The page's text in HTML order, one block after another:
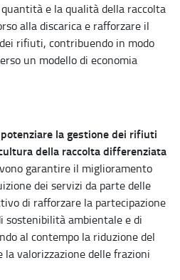
e la qualità della raccolta
alla discarica e rafforzare il
rifiuti, contribuendo in modo
un modello di economia
potenziare la gestione dei rifiuti
della raccolta differenziata
garantire il miglioramento
dei servizi da parte delle
di rafforzare la partecipazione
ambientale e di
al contempo la riduzione del
valorizzazione delle frazioni